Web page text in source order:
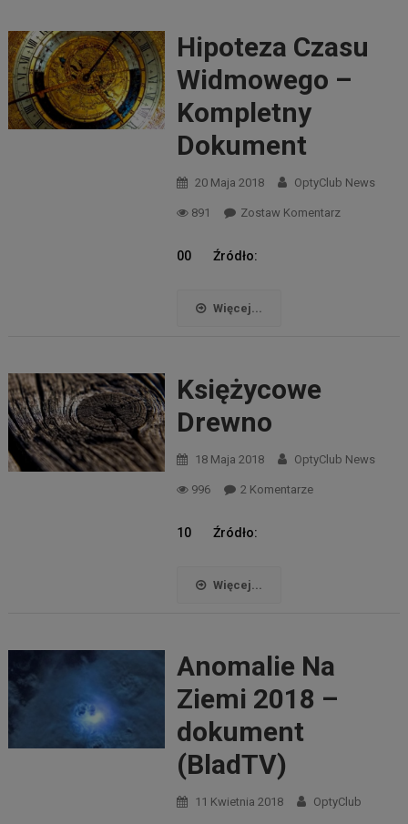
Hipoteza Czasu
Widmowego –
Kompletny
Dokument
20 Maja 2018 OptyClub News
891 Zostaw Komentarz
00 Źródło:
Więcej...
Księżycowe
Drewno
18 Maja 2018 OptyClub News
996 2 KomentarzeDo
10 Źródło:
Więcej...
Anomalie Na
Ziemi 2018 –
dokument
(BladTV)
11 Kwietnia 2018 OptyClub